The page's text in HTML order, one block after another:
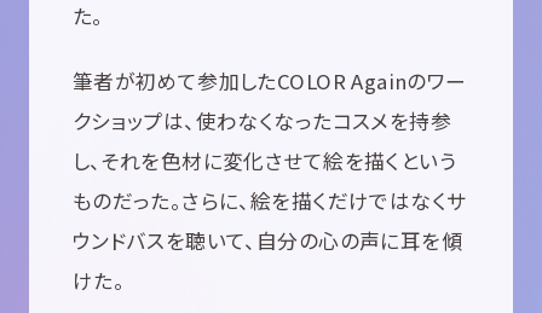
た。
筆者が初めて参加したCOLOR Againのワー
クショップは、使わなくなったコスメを持参
し、それを色材に変化させて絵を描くという
ものだった。さらに、絵を描くだけではなくサ
ウンドバスを聴いて、自分の心の声に耳を傾
けた。